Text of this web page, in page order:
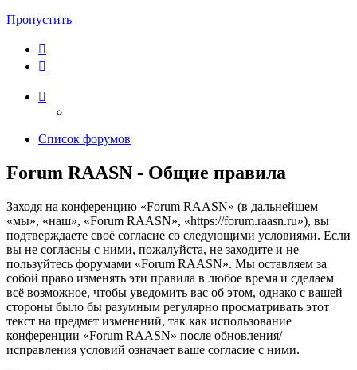
Пропустить
Список форумов
Forum RAASN - Общие правила
Заходя на конференцию «Forum RAASN» (в дальнейшем
«мы», «наш», «Forum RAASN», «https://forum.raasn.ru»), вы
подтверждаете своё согласие со следующими условиями. Если
вы не согласны с ними, пожалуйста, не заходите и не
пользуйтесь форумами «Forum RAASN». Мы оставляем за
собой право изменять эти правила в любое время и сделаем
всё возможное, чтобы уведомить вас об этом, однако с вашей
стороны было бы разумным регулярно просматривать этот
текст на предмет изменений, так как использование
конференции «Forum RAASN» после обновления/
исправления условий означает ваше согласие с ними.